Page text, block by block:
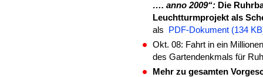
…. anno 2009“: Die
Leuchtturmprojekt als
als
PDF-Dokument (134
Okt. 08: Fahrt in ein
des Gartendenkmals für
Mehr zu gesamten